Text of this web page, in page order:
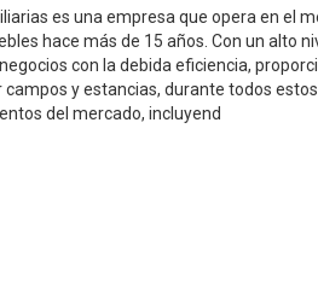
es una empresa que opera en el
hace más de 15 años. Con un alto
con la debida eficiencia,
y estancias, durante todos
del mercado, incluyend